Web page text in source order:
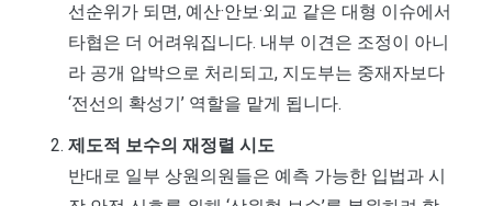
선순위가 되면, 예산·안보·외교 같은 대형 이슈에서
타협은 더 어려워집니다. 내부 이견은 조정이 아니
라 공개 압박으로 처리되고, 지도부는 중재자보다
‘전선의 확성기’ 역할을 맡게 됩니다.
제도적 보수의 재정렬 시도
반대로 일부 상원의원들은 예측 가능한 입법과 시